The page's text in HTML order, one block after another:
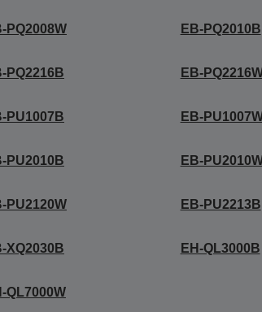
PQ2008W EB-PQ2010B
PQ2216B EB-
PU1007B EB-
PU2010B EB-
PU2120W EB-PU2213B
XQ2030B EH-QL3000B
QL7000W